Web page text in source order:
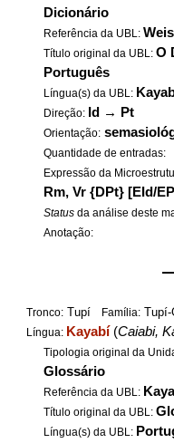
Dicionário
Referência da UBL:
Título original da UBL:O
Português
Língua(s) da UBL:
Direção: Id → Pt
Orientação:
Quantidade de entradas:
Expressão da
Rm, Vr {DPt} [EId/
Status da análise deste
Anotação:
Tronco: Tupí Família: Tupí-
Língua: Kayabí (Caiabi,
Tipologia original da
Glossário
Referência da UBL:
Título original da UBL:
Língua(s) da UBL: